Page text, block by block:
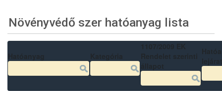
Növényvédő szer hatóanyag lista